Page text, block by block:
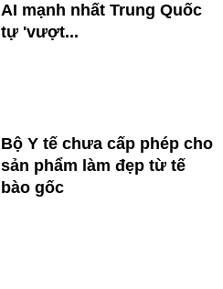
AI mạnh nhất Trung Quốc
tự 'vượt...
Bộ Y tế chưa cấp phép cho
sản phẩm làm đẹp từ tế
bào gốc